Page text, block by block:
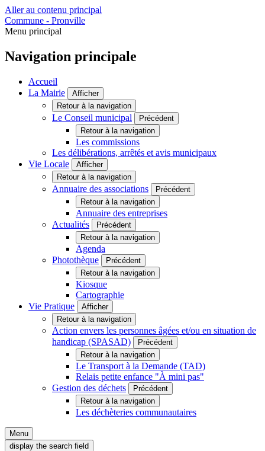
Aller au contenu principal
Commune - Pronville
Menu principal
Navigation principale
Accueil
La Mairie
Afficher
Retour à la navigation
Le Conseil municipal
Précédent
Retour à la navigation
Les commissions
Les délibérations, arrêtés et avis municipaux
Vie Locale
Afficher
Retour à la navigation
Annuaire des associations
Précédent
Retour à la navigation
Annuaire des entreprises
Actualités
Précédent
Retour à la navigation
Agenda
Photothèque
Précédent
Retour à la navigation
Kiosque
Cartographie
Vie Pratique
Afficher
Retour à la navigation
Action envers les personnes âgées et/ou en situation de
handicap (SPASAD)
Précédent
Retour à la navigation
Le Transport à la Demande (TAD)
Relais petite enfance "À mini pas"
Gestion des déchets
Précédent
Retour à la navigation
Les déchèteries communautaires
Menu
display the search field